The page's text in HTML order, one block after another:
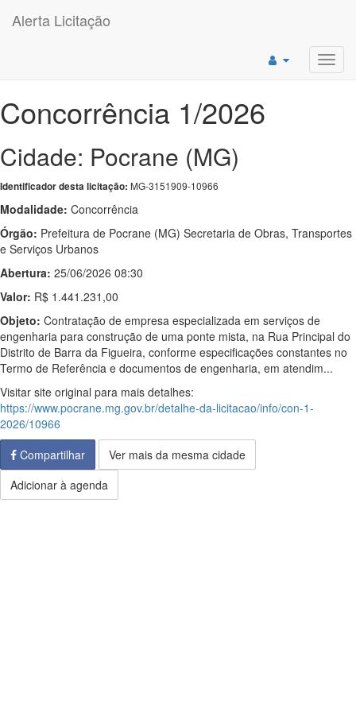
Alerta Licitação
Concorrência 1/2026
Cidade: Pocrane (MG)
Identificador desta licitação: MG-3151909-10966
Modalidade: Concorrência
Órgão: Prefeitura de Pocrane (MG) Secretaria de Obras, Transportes
e Serviços Urbanos
Abertura: 25/06/2026 08:30
Valor: R$ 1.441.231,00
Objeto: Contratação de empresa especializada em serviços de
engenharia para construção de uma ponte mista, na Rua Principal do
Distrito de Barra da Figueira, conforme especificações constantes no
Termo de Referência e documentos de engenharia, em atendim...
Visitar site original para mais detalhes:
https://www.pocrane.mg.gov.br/detalhe-da-licitacao/info/con-1-
2026/10966
Compartilhar
Ver mais da mesma cidade
Adicionar à agenda